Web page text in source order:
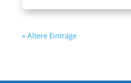
« Ältere Einträge